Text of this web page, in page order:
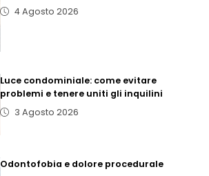
4 Agosto 2026
Luce condominiale: come evitare
problemi e tenere uniti gli inquilini
3 Agosto 2026
Odontofobia e dolore procedurale